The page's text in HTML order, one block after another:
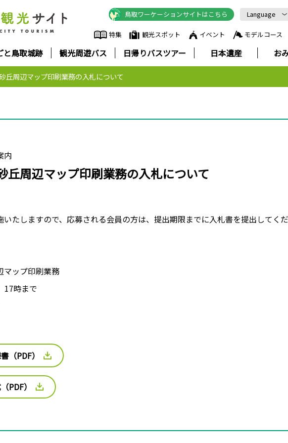
特集 観光スポット イベント モデルコース
Language
中文简体
中文繁體
한국어
ภาษาไทย
鳥取ワーケーションサイトはこちら
と鳥取城跡 観光周遊バス 日帰りバスツアー 日本遺産 お
丘周辺マップ印刷業務の入札について
丘周辺マップ印刷業務の入札について
内
たしますので、応募される会員の方は、提出期限までに入札書を提出してくだ
マップ印刷業務
17時まで
（PDF）
PDF）